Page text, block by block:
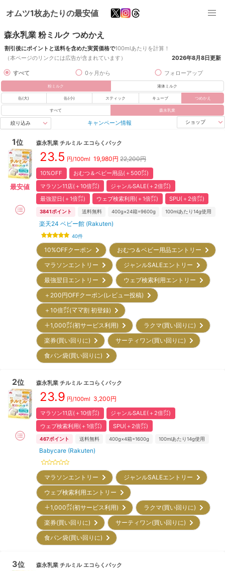
オムツ1枚あたりの最安値
森永乳業 粉ミルク つめかえ
割引後にポイントと送料を含めた実質価格で100mlあたりを計算！
（本ページのリンクには広告が含まれています）
2026年8月8日更新
すべて 0ヶ月から フォローアップ
粉ミルク 液体ミルク
缶(大) 缶(小) スティック キューブ つめかえ
すべて 森永乳業
絞り込み キャンペーン情報 ショップ
1位
最安値
森永乳業 チルミル エコらくパック
23.5 円/100ml 19,980円 22,200円
10%OFF
おむつ＆ベビー用品(＋500㌽)
マラソン11店(＋10倍㌽)
ジャンルSALE(＋2倍㌽)
最強翌日(＋1倍㌽)
ウェブ検索利用(＋1倍㌽) SPU(＋2倍㌽)
3841ポイント 送料無料 400g×24箱=9600g 100mlあたり14g使用
楽天24 ベビー館 (Rakuten)
40件
10%OFFクーポン
おむつ＆ベビー用品エントリー
マラソンエントリー
ジャンルSALEエントリー
最強翌日エントリー
ウェブ検索利用エントリー
＋200円OFFクーポン(レビュー投稿)
＋10倍㌽(ママ割 初登録)
＋1,000㌽(初サービス利用)
ラクマ(買い回りに)
楽券(買い回りに)
サーティワン(買い回りに)
食パン袋(買い回りに)
2位 森永乳業 チルミル エコらくパック
23.9 円/100ml 3,200円
マラソン11店(＋10倍㌽)
ジャンルSALE(＋2倍㌽)
ウェブ検索利用(＋1倍㌽)
SPU(＋2倍㌽)
467ポイント 送料無料 400g×4箱=1600g 100mlあたり14g使用
Babycare (Rakuten)
マラソンエントリー
ジャンルSALEエントリー
ウェブ検索利用エントリー
＋1,000㌽(初サービス利用)
ラクマ(買い回りに)
楽券(買い回りに)
サーティワン(買い回りに)
食パン袋(買い回りに)
3位 森永乳業 チルミル エコらくパック